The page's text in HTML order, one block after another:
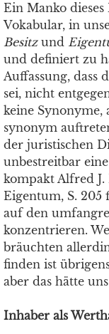
Ein Manko
Vokabular, in
Besitzund
und definiert zu
Auffassung, dass
sei, nicht
keine Synonyme,
synonym
der juristischen
unbestreitbar
kompakt Alfred J.
Eigentum, S. 205
auf den
konzentrieren.
bräuchten
finden ist
aber das hätte
Inhaber als